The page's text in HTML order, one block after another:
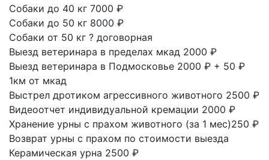
Собаки до 40 кг 7000 ₽
Собаки до 50 кг 8000 ₽
Собаки от 50 кг ? договорная
Выезд ветеринара в пределах мкад 2000 ₽
Выезд ветеринара в Подмосковье 2000 ₽ + 50 ₽
1км от мкад
Выстрел дротиком агрессивного животного 2500 ₽
Видеоотчет индивидуальной кремации 2000 ₽
Хранение урны с прахом животного (за 1 мес)250 ₽
Возврат урны с прахом по стоимости выезда
Керамическая урна 2500 ₽